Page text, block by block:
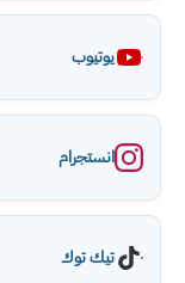
يوتيوب
انستجرام
تيك توك